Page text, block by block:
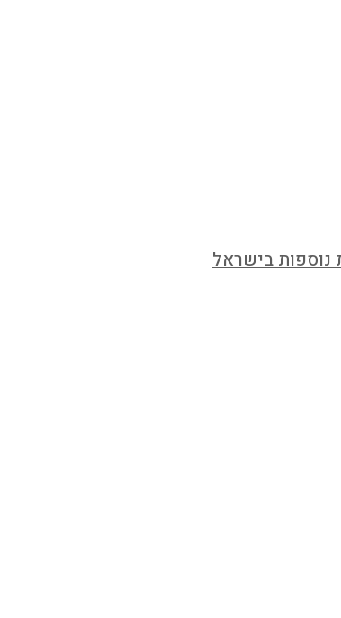
נוספות בישראל